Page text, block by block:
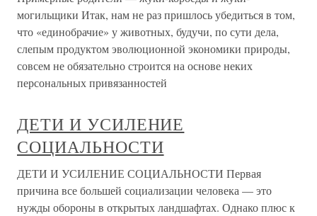
могильщики Итак, нам не раз пришлось убедиться в том,
что «единобрачие» у животных, будучи, по сути дела,
слепым продуктом эволюционной экономики природы,
совсем не обязательно строится на основе неких
персональных привязанностей
ДЕТИ И УСИЛЕНИЕ
СОЦИАЛЬНОСТИ
ДЕТИ И УСИЛЕНИЕ СОЦИАЛЬНОСТИ Первая
причина все большей социализации человека — это
нужды обороны в открытых ландшафтах. Однако плюс к